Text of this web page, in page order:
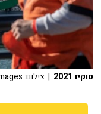
טוקיו 2021 | צילום: Carl Court/Getty Images